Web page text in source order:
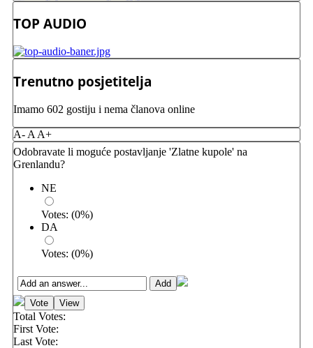
TOP AUDIO
Trenutno posjetitelja
Imamo 602 gostiju i nema članova online
A- A A+
Odobravate li moguće postavljanje 'Zlatne kupole' na
Grenlandu?
NE
Votes: (0%)
DA
Votes: (0%)
Total Votes:
First Vote:
Last Vote: